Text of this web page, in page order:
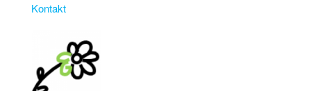
Kontakt